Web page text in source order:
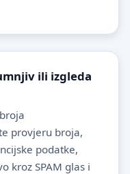
ili izgleda
provjeru broja,
podatke,
kroz SPAM glas i